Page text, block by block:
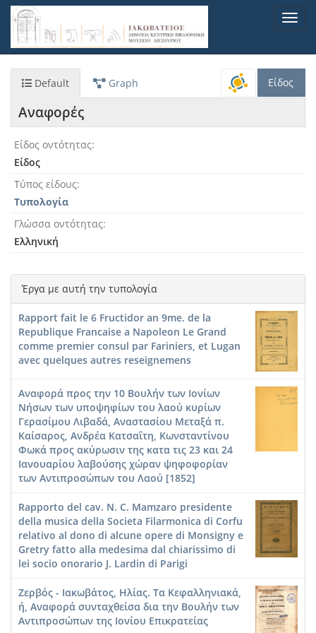
Παράκαμψη
προς
κυρίως
Default Graph Είδος
Αναφορές
Είδος οντότητας
Είδος
Τύπος είδους
Τυπολογία
Γλώσσα οντότητας
Ελληνική
Έργα με αυτή την τυπολογία
Rapport fait le 6 Fructidor an 9me. de la
Republique Francaise a Napoleon Le Grand
comme premier consul par Fariniers, et Lugan
avec quelques autres reseignemens
Αναφορά προς την 10 Βουλήν των Ιονίων
Νήσων των υποψηφίων του λαού κυρίων
Γερασίμου Λιβαδά, Αναστασίου Μεταξά π.
Καίσαρος, Ανδρέα Κατσαΐτη, Κωνσταντίνου
Φωκά προς ακύρωσιν της κατα τις 23 και 24
Ιανουαρίου λαβούσης χώραν ψηφοφορίαν
των Αντιπροσώπων του Λαού [1852]
Rapporto del cav. N. C. Mamzaro presidente
della musica della Societa Filarmonica di Corfu
relativo al dono di alcune opere di Monsigny e
Gretry fatto alla medesima dal chiarissimo di
lei socio onorario J. Lardin di Parigi
Ζερβός - Ιακωβάτος, Ηλίας. Τα Κεφαλληνιακά,
ή, Αναφορά συνταχθείσα δια την Βουλήν των
Αντιπροσώπων της Ιονίου Επικρατείας